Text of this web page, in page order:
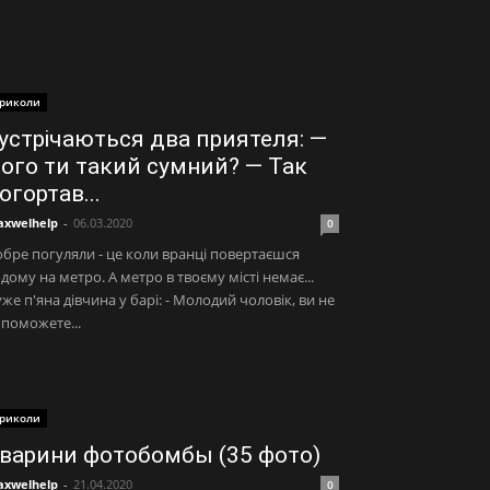
два приятеля: —
ти такий сумний? — Так
- 06.03.2020 0
погуляли - це коли вранці повертаєшся
на метро. А метро в твоєму місті немає...
п'яна дівчина у барі: - Молодий чоловік, ви не
фотобомбы (35 фото)
- 21.04.2020 0